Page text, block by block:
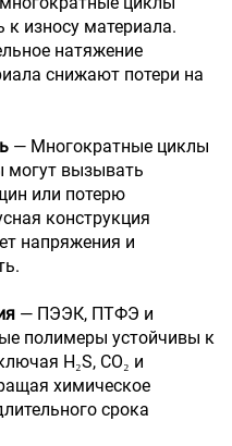
к износу материала.
натяжение
снижают потери на
— Многократные циклы
могут вызывать
или потерю
конструкция
напряжения и
— ПЭЭК, ПТФЭ и
полимеры устойчивы к
H₂S, CO₂ и
химическое
срока